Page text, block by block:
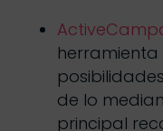
de lo
principal